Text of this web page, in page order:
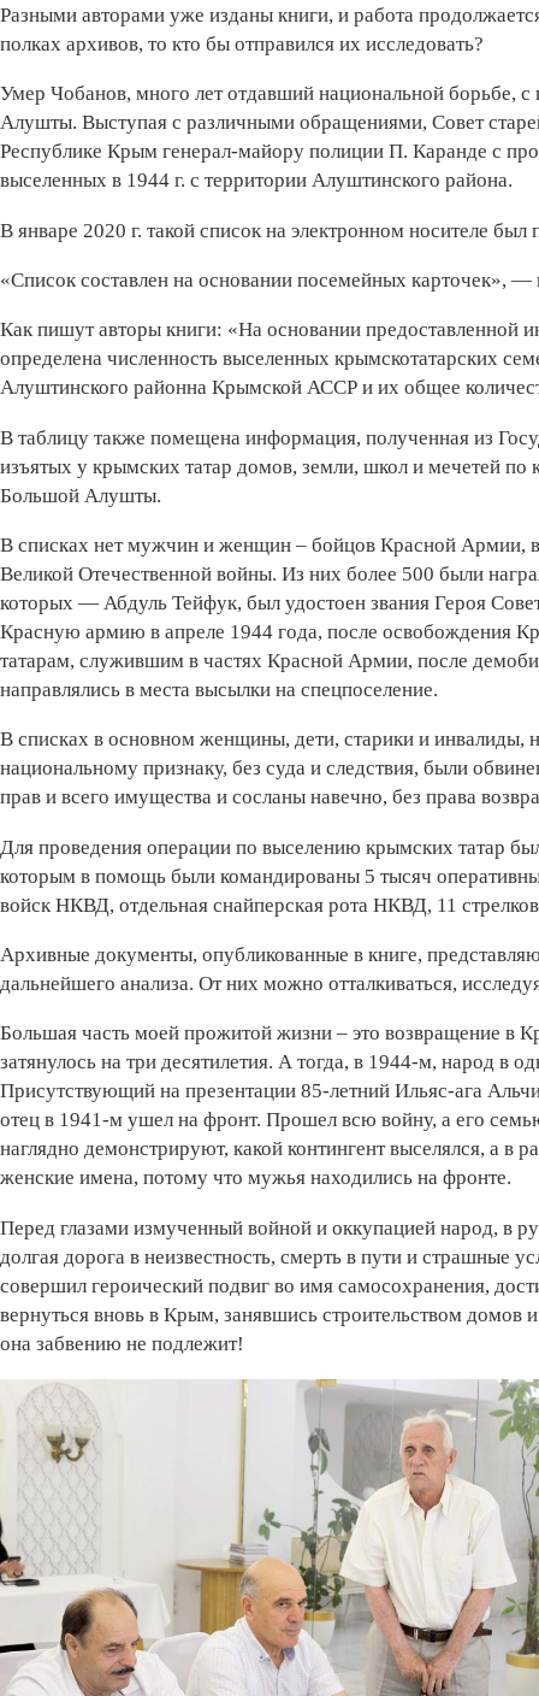
Разными авторами уже изданы книги, и работа
полках архивов, то кто бы отправился их исследовать?
Умер Чобанов, много лет отдавший национальной борьбе, с
Алушты. Выступая с различными обращениями, Совет
Республике Крым генерал-майору полиции П. Каранде с
выселенных в 1944 г. с территории Алуштинского района.
В январе 2020 г. такой список на электронном носителе был
«Список составлен на основании посемейных карточек», —
Как пишут авторы книги: «На основании
определена численность выселенных крымскотатарских
Алуштинского районна Крымской АССР и их общее
В таблицу также помещена информация, полученная из
изъятых у крымских татар домов, земли, школ и мечетей
Большой Алушты.
В списках нет мужчин и женщин – бойцов Красной Армии,
Великой Отечественной войны. Из них более 500 были
которых — Абдуль Тейфук, был удостоен звания Героя
Красную армию в апреле 1944 года, после освобождения
татарам, служившим в частях Красной Армии, после
направлялись в места высылки на спецпоселение.
В списках в основном женщины, дети, старики и инвалиды,
национальному признаку, без суда и следствия, были
прав и всего имущества и сосланы навечно, без права
Для проведения операции по выселению крымских татар
которым в помощь были командированы 5 тысяч
войск НКВД, отдельная снайперская рота НКВД, 11
Архивные документы, опубликованные в книге,
дальнейшего анализа. От них можно отталкиваться,
Большая часть моей прожитой жизни – это возвращение в
затянулось на три десятилетия. А тогда, в 1944-м, народ в
Присутствующий на презентации 85-летний Ильяс-ага
отец в 1941-м ушел на фронт. Прошел всю войну, а его
наглядно демонстрируют, какой контингент выселялся, а в
женские имена, потому что мужья находились на фронте.
Перед глазами измученный войной и оккупацией народ, в
долгая дорога в неизвестность, смерть в пути и страшные
совершил героический подвиг во имя самосохранения,
вернуться вновь в Крым, занявшись строительством
она забвению не подлежит!